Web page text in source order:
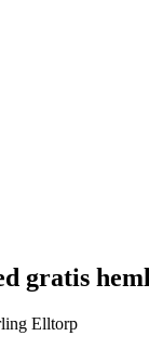
gratis
Elltorp